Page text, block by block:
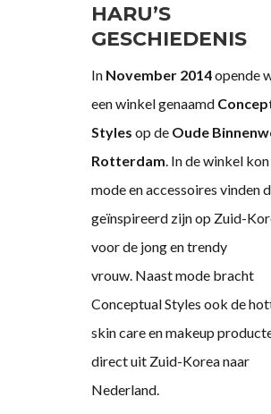
HARU’S
GESCHIEDENIS
In November 2014opende
een winkel genaamd
Styles op de Oude
Rotterdam. In de winkel
mode en accessoires vinden
geïnspireerd zijn op Zuid-
voor de jong en trendy
vrouw. Naast mode bracht
Conceptual Styles ook de
skin care en makeup
direct uit Zuid-Korea naar
Nederland.